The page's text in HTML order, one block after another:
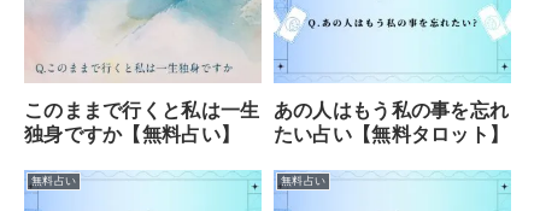
このままで行くと私は一生
独身ですか【無料占い】
あの人はもう私の事を忘れ
たい占い【無料タロット】
無料占い 無料占い